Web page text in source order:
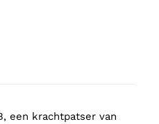
een krachtpatser van